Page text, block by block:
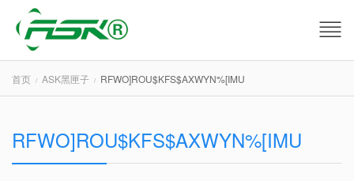
首页 ASK黑匣子 RFWO]ROU$KFS$AXWYN%[IMU
RFWO]ROU$KFS$AXWYN%[IMU